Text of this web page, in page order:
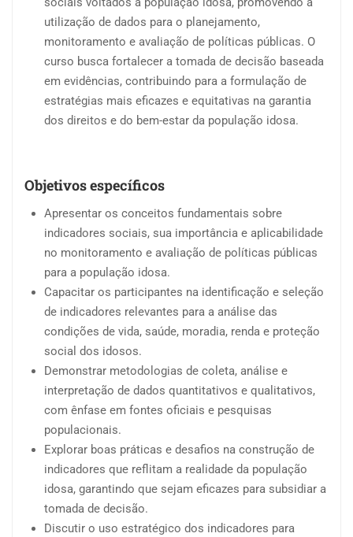
utilização de dados para o planejamento,
monitoramento e avaliação de políticas públicas. O
curso busca fortalecer a tomada de decisão baseada
em evidências, contribuindo para a formulação de
estratégias mais eficazes e equitativas na garantia
dos direitos e do bem-estar da população idosa.
Objetivos específicos
Apresentar os conceitos fundamentais sobre
indicadores sociais, sua importância e aplicabilidade
no monitoramento e avaliação de políticas públicas
para a população idosa.
Capacitar os participantes na identificação e seleção
de indicadores relevantes para a análise das
condições de vida, saúde, moradia, renda e proteção
social dos idosos.
Demonstrar metodologias de coleta, análise e
interpretação de dados quantitativos e qualitativos,
com ênfase em fontes oficiais e pesquisas
populacionais.
Explorar boas práticas e desafios na construção de
indicadores que reflitam a realidade da população
idosa, garantindo que sejam eficazes para subsidiar a
tomada de decisão.
Discutir o uso estratégico dos indicadores para